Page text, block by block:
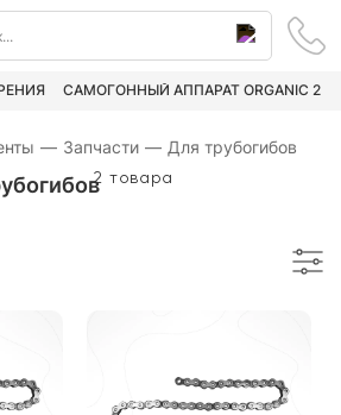
САМОГОННЫЙ АППАРАТ ORGANIC 2
— Запчасти — Для трубогибов
2 товара